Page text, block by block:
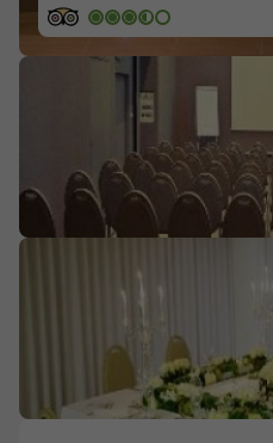
Blog TopViagens
Área de Cliente
Agências
Contactos
Apoio ao cliente em Portugal
218 925 471